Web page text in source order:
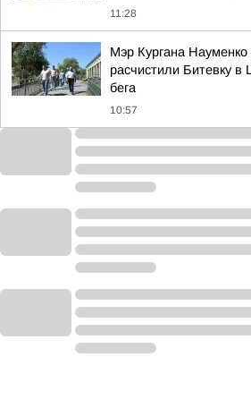
11:28
Мэр Кургана Науменко
расчистили Битевку
бега
10:57